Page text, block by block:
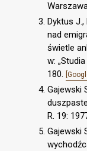
Dyktus
nad
świetle
w:
180.
Gajewski
R. 19:
Gajewski